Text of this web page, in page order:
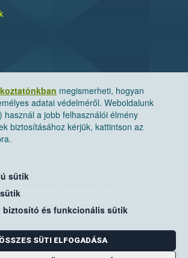
megismerheti, hogyan
adatai védelméről. Weboldalunk
használ a jobb felhasználói élmény
biztosításához kérjük, kattintson az
sütik
biztosító és funkcionális sütik
ÖSSZES SÜTI ELFOGADÁSA
Élelmiszerlánc-biztonsági Hivatal
cím: 1525 Budapest. Pf. 30.
E-mail:ugyfelszolgalat@nebih.gov.hu